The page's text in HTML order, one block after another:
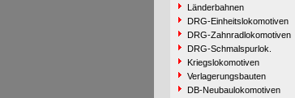
Länderbahnen
DRG-Einheitslokomotiven
DRG-Zahnradlokomotiven
DRG-Schmalspurlok.
Kriegslokomotiven
Verlagerungsbauten
DB-Neubaulokomotiven